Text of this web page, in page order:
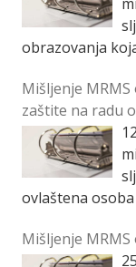
obrazovanja
radu (NN 112/
Mišljenje
zaštite na radu
ovlaštena
zaposlenih, o
Mišljenje